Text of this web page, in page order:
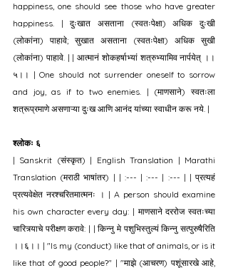
happiness, one should see those who have greater
happiness. | दुःखात असताना (स्वतःपेक्षा) अधिक दुःखी
(लोकांना) पाहावे; सुखात असताना (स्वतःपेक्षा) अधिक सुखी
(लोकांना) पाहावे. | | आत्मानं शोकहर्षाभ्यां शत्रुभ्यामिव नार्पयेत् ।।
५।। | One should not surrender oneself to sorrow
and joy, as if to two enemies. | (माणसाने) स्वतःला
शत्रूप्रमाणे असणाऱ्या दुःख आणि आनंद यांच्या स्वाधीन करू नये. |
श्लोकः ६
| Sanskrit (संस्कृत) | English Translation | Marathi
Translation (मराठी भाषांतर) | | :--- | :--- | :--- | | प्रत्यहं
प्रत्यवेक्षेत नरश्चरितमात्मनः । | A person should examine
his own character every day: | माणसाने दररोज स्वतःच्या
चारित्र्याचे परीक्षण करावे: | | किन्नु मे पशुभिस्तुल्यं किन्नु सत्पुरुषैरिति
।।६।। | "Is my (conduct) like that of animals, or is it
like that of good people?" | "माझे (आचरण) पशूंसारखे आहे,